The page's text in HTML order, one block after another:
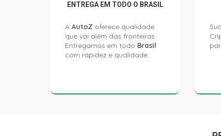
ENTREGA EM TODO O BRASIL
A AutoZ oferece qualidade
que vai além das fronteiras.
Entregamos em todo Brasil
com rapidez e qualidade.